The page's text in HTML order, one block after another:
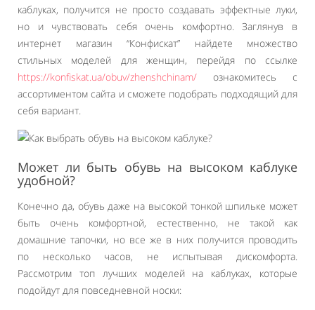
каблуках, получится не просто создавать эффектные луки,
но и чувствовать себя очень комфортно. Заглянув в
интернет магазин “Конфискат” найдете множество
стильных моделей для женщин, перейдя по ссылке
https://konfiskat.ua/obuv/zhenshchinam/ ознакомитесь с
ассортиментом сайта и сможете подобрать подходящий для
себя вариант.
Может ли быть обувь на высоком каблуке
удобной?
Конечно да, обувь даже на высокой тонкой шпильке может
быть очень комфортной, естественно, не такой как
домашние тапочки, но все же в них получится проводить
по несколько часов, не испытывая дискомфорта.
Рассмотрим топ лучших моделей на каблуках, которые
подойдут для повседневной носки: